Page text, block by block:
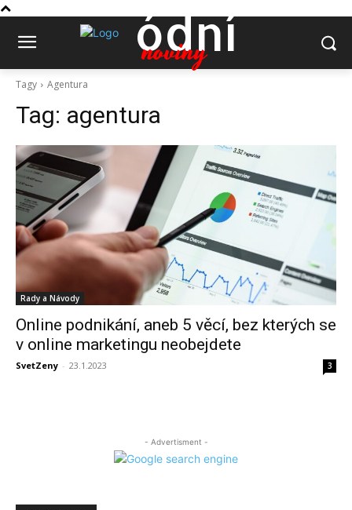
ódní
noviny
Tagy Agentura
Tag: agentura
Rady a Návody
Online podnikání, aneb 5 věcí, bez kterých se
v online marketingu neobejdete
SvetZeny - 23.1.2023 3
- Advertisment -